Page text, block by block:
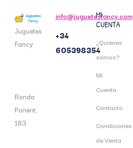
Juguetes
Fancy
Ronda
Ponent,
183
info@juguetesfancy.com
+34
605398354
MI
CUENTA
¿Quienes
somos?
Mi
Cuenta
Contacto
Condiciones
de Venta